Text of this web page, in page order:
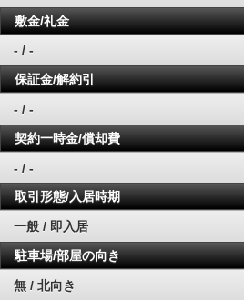
敷金/礼金
- / -
保証金/解約引
- / -
契約一時金/償却費
- / -
取引形態/入居時期
一般 / 即入居
駐車場/部屋の向き
無 / 北向き